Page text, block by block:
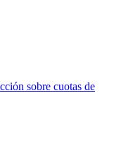
sobre cuotas de